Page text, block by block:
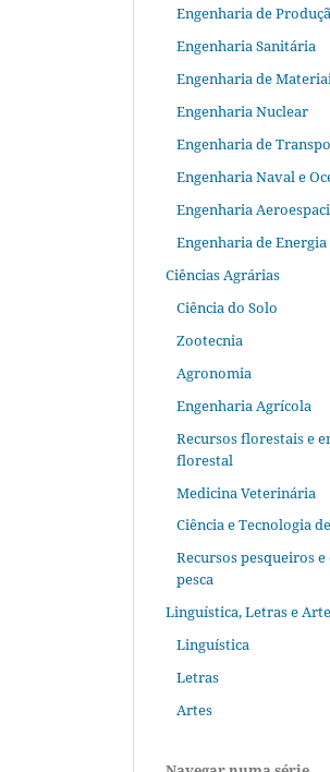
Engenharia de
Engenharia Sanitária
Engenharia de
Engenharia Nuclear
Engenharia de
Engenharia Naval e
Engenharia
Engenharia de Energia
Ciências Agrárias
Ciência do Solo
Zootecnia
Agronomia
Engenharia Agrícola
Recursos florestais e
florestal
Medicina Veterinária
Ciência e Tecnologia
Recursos pesqueiros
pesca
Linguística, Letras e
Linguística
Letras
Artes